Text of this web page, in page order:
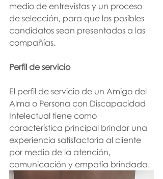
medio de entrevistas y un proceso
de selección, para que los posibles
candidatos sean presentados a las
compañías.
Perfil de servicio
El perfil de servicio de un Amigo del
Alma o Persona con Discapacidad
Intelectual tiene como
característica principal brindar una
experiencia satisfactoria al cliente
por medio de la atención,
comunicación y empatía brindada.